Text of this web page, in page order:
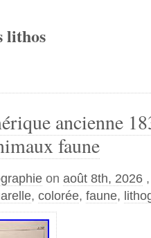
lithos
ancienne
faune
on août 8th, 2026
, colorée, faune,